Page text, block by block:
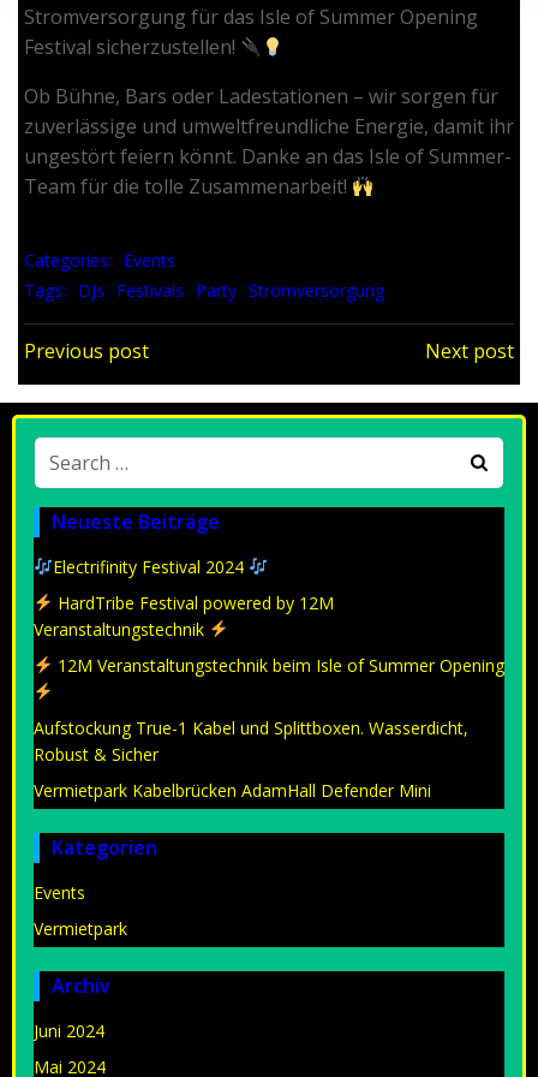
Stromversorgung für das Isle of Summer Opening
Festival sicherzustellen!
Ob Bühne, Bars oder Ladestationen – wir sorgen für
zuverlässige und umweltfreundliche Energie, damit ihr
ungestört feiern könnt. Danke an das Isle of Summer-
Team für die tolle Zusammenarbeit!
Categories:
Events
Tags:
DJs Festivals Party Stromversorgung
Previous post Next post
Search
for:
Neueste Beiträge
Electrifinity Festival 2024
HardTribe Festival powered by 12M
Veranstaltungstechnik
12M Veranstaltungstechnik beim Isle of Summer Opening
Aufstockung True-1 Kabel und Splittboxen. Wasserdicht,
Robust & Sicher
Vermietpark Kabelbrücken AdamHall Defender Mini
Kategorien
Events
Vermietpark
Archiv
Juni 2024
Mai 2024